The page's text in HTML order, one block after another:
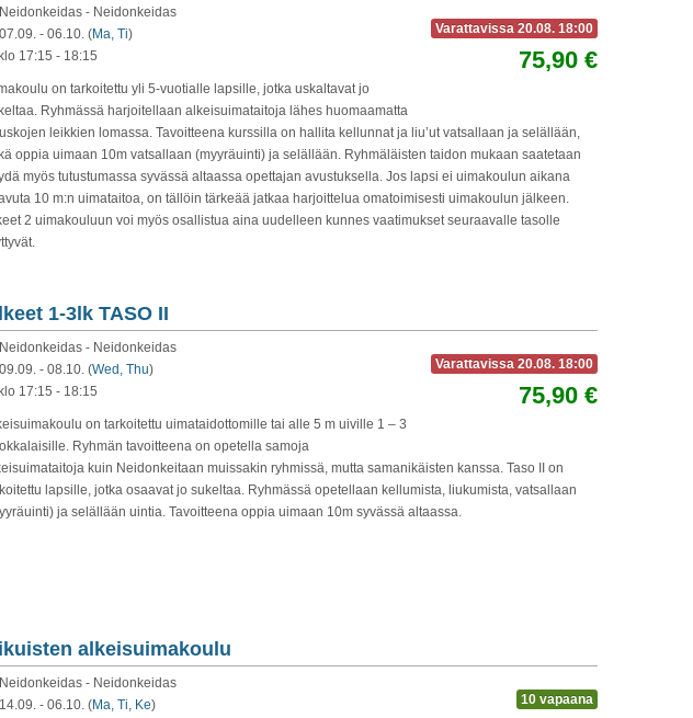
- Neidonkeidas
07.09. - 06.10. (Ma, Ti)
17:15 - 18:15
on tarkoitettu yli 5-vuotialle lapsille, jotka uskaltavat jo
Ryhmässä harjoitellaan alkeisuimataitoja lähes huomaamatta
leikkien lomassa. Tavoitteena kurssilla on hallita kellunnat ja liu’ut vatsallaan ja selällään,
oppia uimaan 10m vatsallaan (myyräuinti) ja selällään. Ryhmäläisten taidon mukaan saatetaan
myös tutustumassa syvässä altaassa opettajan avustuksella. Jos lapsi ei uimakoulun aikana
10 m:n uimataitoa, on tällöin tärkeää jatkaa harjoittelua omatoimisesti uimakoulun jälkeen.
2 uimakouluun voi myös osallistua aina uudelleen kunnes vaatimukset seuraavalle tasolle
Varattavissa 20.08. 18:00
75,90 €
1-3lk TASO II
- Neidonkeidas
09.09. - 08.10. (Wed, Thu)
17:15 - 18:15
on tarkoitettu uimataidottomille tai alle 5 m uiville 1 – 3
Ryhmän tavoitteena on opetella samoja
kuin Neidonkeitaan muissakin ryhmissä, mutta samanikäisten kanssa. Taso II on
lapsille, jotka osaavat jo sukeltaa. Ryhmässä opetellaan kellumista, liukumista, vatsallaan
ja selällään uintia. Tavoitteena oppia uimaan 10m syvässä altaassa.
Varattavissa 20.08. 18:00
75,90 €
alkeisuimakoulu
- Neidonkeidas
14.09. - 06.10. (Ma, Ti, Ke) 10 vapaana